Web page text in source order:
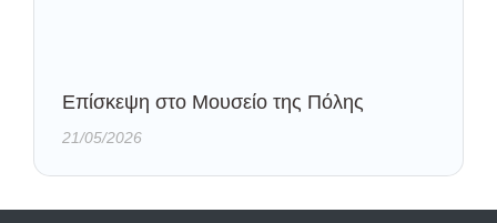
Eπίσκεψη στο Μουσείο της Πόλης
21/05/2026